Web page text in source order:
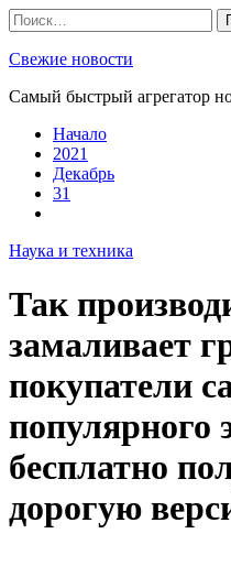
Skip
to
content
Найти:
Свежие новости
Самый быстрый агрегатор
Начало
2021
Декабрь
31
Наука и техника
Так
замаливает
покупатели
популярного
бесплатно
дорогую